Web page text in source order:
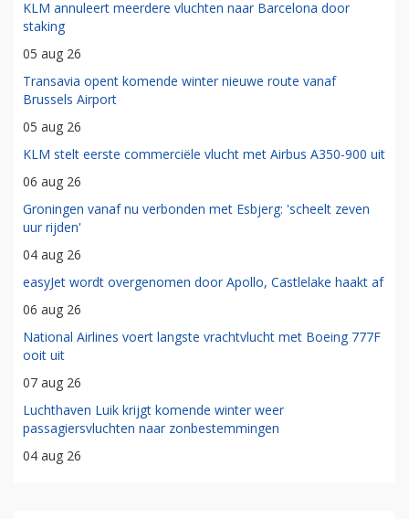
KLM annuleert meerdere vluchten naar Barcelona door
staking
05 aug 26
Transavia opent komende winter nieuwe route vanaf
Brussels Airport
05 aug 26
KLM stelt eerste commerciële vlucht met Airbus A350-900 uit
06 aug 26
Groningen vanaf nu verbonden met Esbjerg: 'scheelt zeven
uur rijden'
04 aug 26
easyJet wordt overgenomen door Apollo, Castlelake haakt af
06 aug 26
National Airlines voert langste vrachtvlucht met Boeing 777F
ooit uit
07 aug 26
Luchthaven Luik krijgt komende winter weer
passagiersvluchten naar zonbestemmingen
04 aug 26